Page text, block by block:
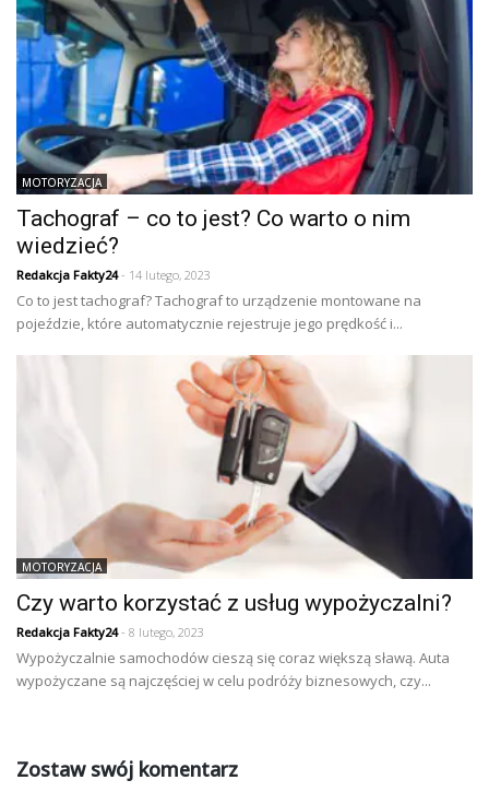
MOTORYZACJA
Tachograf – co to jest? Co warto o nim
wiedzieć?
Redakcja Fakty24- 14 lutego, 2023
Co to jest tachograf? Tachograf to urządzenie montowane na
pojeździe, które automatycznie rejestruje jego prędkość i...
MOTORYZACJA
Czy warto korzystać z usług wypożyczalni?
Redakcja Fakty24- 8 lutego, 2023
Wypożyczalnie samochodów cieszą się coraz większą sławą. Auta
wypożyczane są najczęściej w celu podróży biznesowych, czy...
Zostaw swój komentarz